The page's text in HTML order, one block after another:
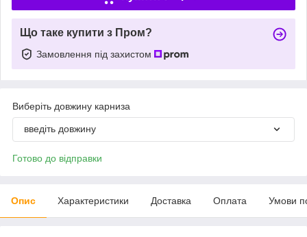
Що таке купити з Пром?
Замовлення під захистом
Виберіть довжину карниза
введіть довжину
Готово до відправки
Опис Характеристики Доставка Оплата Умови